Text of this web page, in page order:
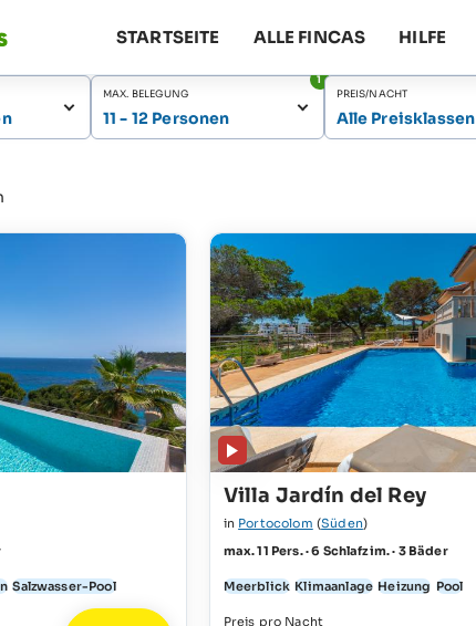
STARTSEITE ALLE FINCAS HILFE
MAX. BELEGUNG
11 - 12 Personen
1
PREIS/NACHT
Alle Preisklassen
Salzwasser-Pool
Villa Jardín del Rey
in Portocolom (Süden)
max. 11 Pers. · 6 Schlafzim. · 3 Bäder
Meerblick Klimaanlage Heizung Pool
Preis pro Nacht